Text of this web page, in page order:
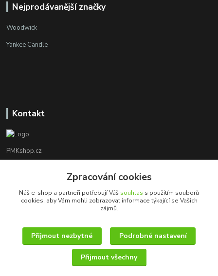
Nejprodávanější značky
Woodwick
Yankee Candle
Kontakt
PMKshop.cz
+420 728 830 042
info@pmkshop.cz
Zpracování cookies
Náš e-shop a partneři potřebují Váš souhlas s použitím souborů
cookies, aby Vám mohli zobrazovat informace týkající se Vašich
zájmů.
Přijmout nezbytné Podrobné nastavení
Přijmout všechny